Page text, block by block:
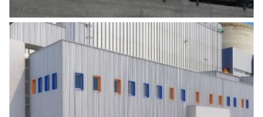
CONSTRUCTION DE BUREAUX,
VESTIAIRES ET LABORATOIRES
EFFLUENTS ET INTER-TRANCHES – CNPE